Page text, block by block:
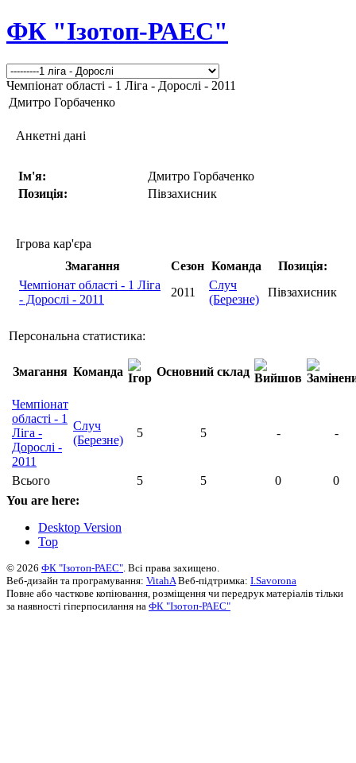
ФК "Ізотоп-РАЕС"
Чемпіонат області - 1 Ліга - Дорослі - 2011
Дмитро Горбаченко
Анкетні дані
Ім'я:
Дмитро Горбаченко
Позиція:
Півзахисник
Ігрова кар'єра
Змагання
Сезон Команда
Позиція:
Чемпіонат області - 1 Ліга
- Дорослі - 2011
2011
Случ
(Березне)
Півзахисник
Персональна статистика:
Змагання Команда Основний склад
Чемпіонат
області - 1
Ліга -
Дорослі -
2011
Случ
(Березне)
5 5 - -
Всього 5 5 0
0
You are here:
Desktop Version
Top
© 2026 ФК "Ізотоп-РАЕС" . Всі права захищено.
Веб-дизайн та програмування: VitahA Веб-підтримка: I.Savorona
Повне або часткове копіювання, розміщення чи передрук матеріалів тільки
за наявності гіперпосилання на ФК "Ізотоп-РАЕС"